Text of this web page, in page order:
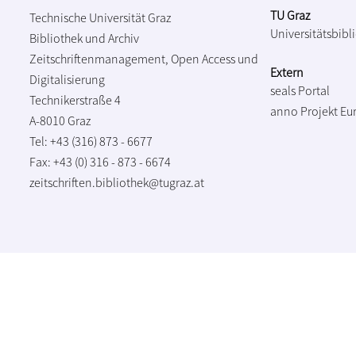
Technische Universität Graz
Bibliothek und Archiv
Zeitschriftenmanagement, Open Access und
Digitalisierung
Technikerstraße 4
A-8010 Graz
Tel: +43 (316) 873 - 6677
Fax: +43 (0) 316 - 873 - 6674
zeitschriften.bibliothek@tugraz.at
TU Graz
Extern
seals Portal
anno Projekt